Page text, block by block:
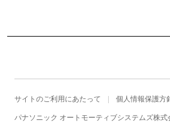
サイトのご利用にあたって 個人情報保護方
パナソニック オートモーティブシステムズ株式